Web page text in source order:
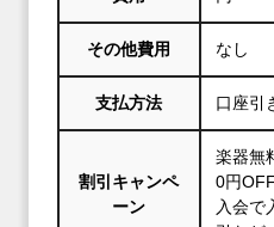
その他費用 なし
支払方法 口座引
割引キャンペ
ーン
楽器無
0円
入会で